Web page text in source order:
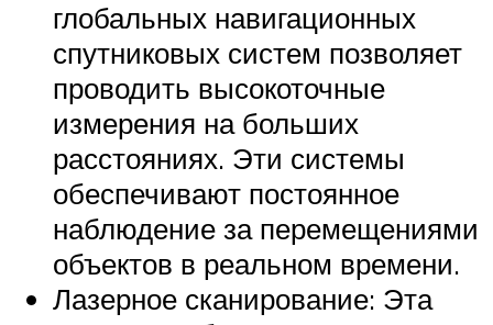
глобальных навигационных
спутниковых систем позволяет
проводить высокоточные
измерения на больших
расстояниях. Эти системы
обеспечивают постоянное
наблюдение за перемещениями
объектов в реальном времени.
Лазерное сканирование: Эта